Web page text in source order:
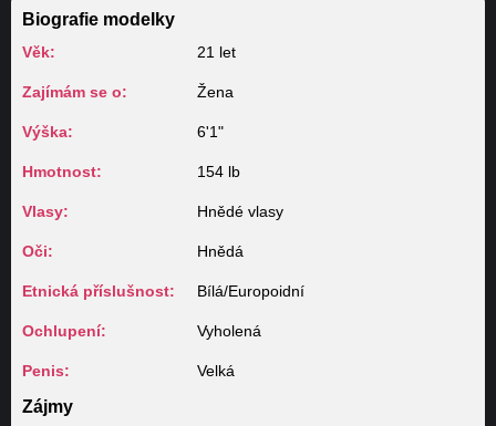
Biografie modelky
Věk: 21 let
Zajímám se o: Žena
Výška: 6'1"
Hmotnost: 154 lb
Vlasy: Hnědé vlasy
Oči: Hnědá
Etnická příslušnost: Bílá/Europoidní
Ochlupení: Vyholená
Penis: Velká
Zájmy